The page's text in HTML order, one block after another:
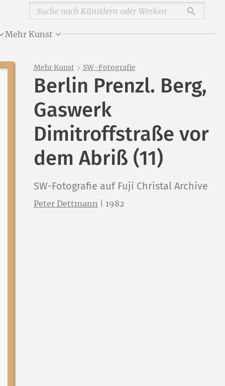
Mehr Kunst
Mehr Kunst SW-Fotografie
Berlin Prenzl. Berg,
Gaswerk
Dimitroffstraße vor
dem Abriß (11)
SW-Fotografie auf Fuji Christal Archive
Peter Dettmann 1982